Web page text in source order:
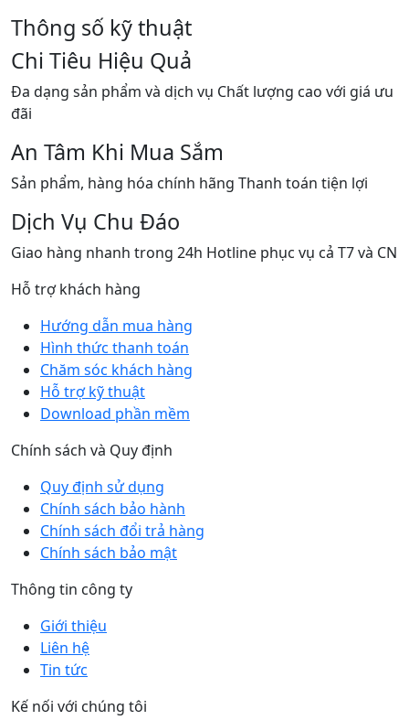
Thông số kỹ thuật
Chi Tiêu Hiệu Quả
Đa dạng sản phẩm và dịch vụ Chất lượng cao với giá ưu
đãi
An Tâm Khi Mua Sắm
Sản phẩm, hàng hóa chính hãng Thanh toán tiện lợi
Dịch Vụ Chu Đáo
Giao hàng nhanh trong 24h Hotline phục vụ cả T7 và CN
Hỗ trợ khách hàng
Hướng dẫn mua hàng
Hình thức thanh toán
Chăm sóc khách hàng
Hỗ trợ kỹ thuật
Download phần mềm
Chính sách và Quy định
Quy định sử dụng
Chính sách bảo hành
Chính sách đổi trả hàng
Chính sách bảo mật
Thông tin công ty
Giới thiệu
Liên hệ
Tin tức
Kế nối với chúng tôi